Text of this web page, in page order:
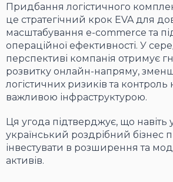
Придбання логістичного
це стратегічний крок EVA для
масштабування e-commerce та
операційної ефективності. У
перспективі компанія отримує
розвитку онлайн-напряму,
логістичних ризиків та
важливою інфраструктурою.
Ця угода підтверджує, що навіть
український роздрібний бізнес
інвестувати в розширення та
активів.